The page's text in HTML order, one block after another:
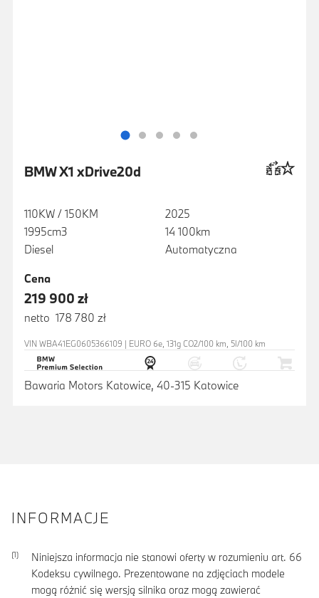
BMW X1 xDrive20d
110KW / 150KM
1995cm3
Diesel
2025
14 100km
Automatyczna
Cena
219 900 zł
netto 178 780 zł
VIN WBA41EG0605366109 | EURO 6e, 131g CO2/100 km, 5l/100 km
Bawaria Motors Katowice, 40-315 Katowice
INFORMACJE
Niniejsza informacja nie stanowi oferty w rozumieniu art. 66
Kodeksu cywilnego. Prezentowane na zdjęciach modele
mogą różnić się wersją silnika oraz mogą zawierać